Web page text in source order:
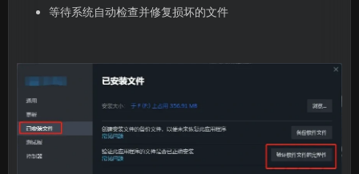
等待系统自动检查并修复损坏的文件